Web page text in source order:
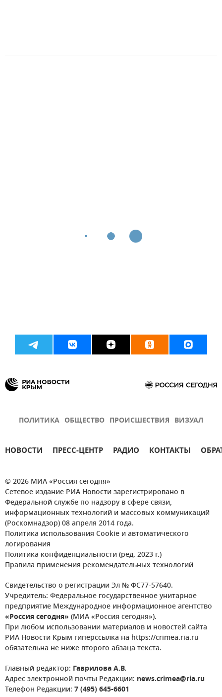
ПОЛИТИКА ОБЩЕСТВО ПРОИСШЕСТВИЯ ВИЗУАЛ
НОВОСТИ ПРЕСС-ЦЕНТР РАДИО КОНТАКТЫ
© 2026 МИА «Россия сегодня»
Сетевое издание РИА Новости зарегистрировано в
Федеральной службе по надзору в сфере связи,
информационных технологий и массовых коммуникаций
(Роскомнадзор) 08 апреля 2014 года.
Политика использования Cookie и автоматического
логирования
Политика конфиденциальности (ред. 2023 г.)
Правила применения рекомендательных технологий
Свидетельство о регистрации Эл № ФС77-57640.
Учредитель: Федеральное государственное унитарное
предприятие Международное информационное агентство
«Россия сегодня» (МИА «Россия сегодня»).
При любом использовании материалов и новостей сайта
РИА Новости Крым гиперссылка на https://crimea.ria.ru
обязательна не ниже второго абзаца текста.
Главный редактор: Гаврилова А.В.
Адрес электронной почты Редакции: news.crimea@ria.ru
Телефон Редакции: 7 (495) 645-6601